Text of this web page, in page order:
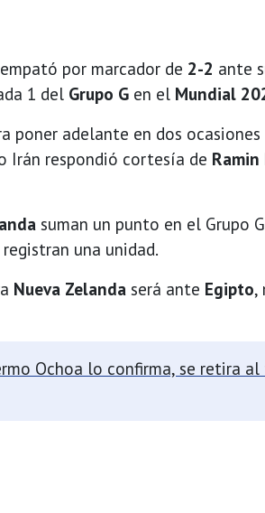
empató por marcador de 2-2 ante
1 del Grupo G en el Mundial
poner adelante en dos
Irán respondió cortesía de Ramin
suman un punto en el Grupo
una unidad.
Nueva Zelanda será ante Egipto,
Ochoa lo confirma, se retira